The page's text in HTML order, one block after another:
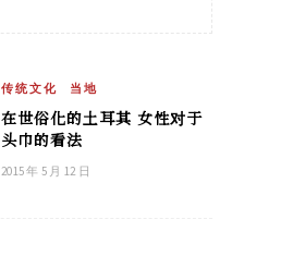
传统文化 当地
在世俗化的土耳其 女性对于
头巾的看法
2015 年 5 月 12 日